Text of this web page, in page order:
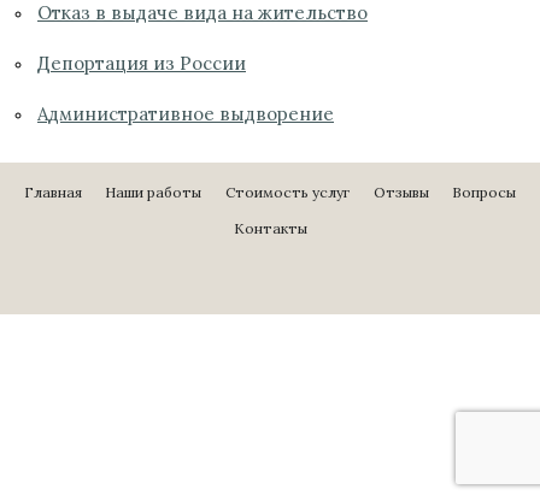
Отказ в выдаче вида на жительство
Депортация из России
Административное выдворение
Главная Наши работы Стоимость услуг Отзывы
Вопросы
Контакты